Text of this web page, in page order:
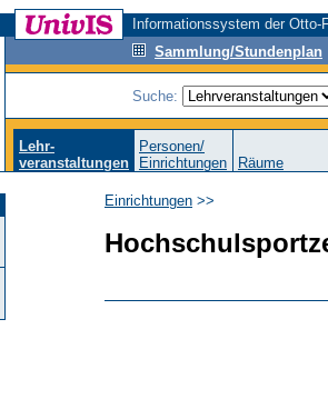
Informationssystem der
Sammlung/Stundenplan
Suche:
Lehr-
veranstaltungen
Personen/
Einrichtungen
Räume
Einrichtungen >>